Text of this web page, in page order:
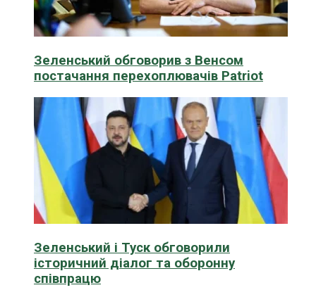
Зеленський обговорив з Венсом
постачання перехоплювачів Patriot
Зеленський і Туск обговорили
історичний діалог та оборонну
співпрацю